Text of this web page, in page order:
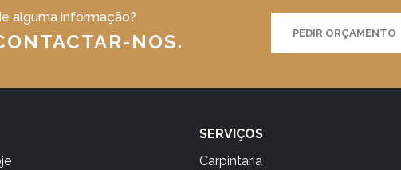
alguma informação?
NOS. PEDIR ORÇAMENTO
SERVIÇOS
Carpintaria